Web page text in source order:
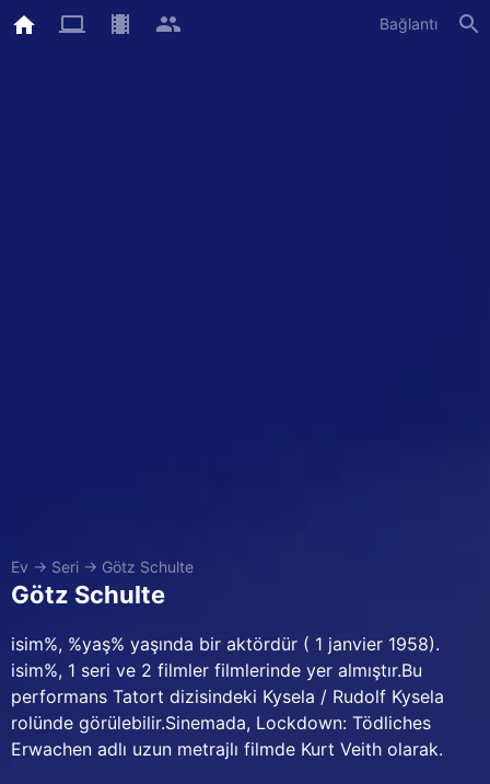
Bağlantı
Ev → Seri → Götz Schulte
Götz Schulte
isim%, %yaş% yaşında bir aktördür ( 1 janvier 1958).
isim%, 1 seri ve 2 filmler filmlerinde yer almıştır.Bu
performans Tatort dizisindeki Kysela / Rudolf Kysela
rolünde görülebilir.Sinemada, Lockdown: Tödliches
Erwachen adlı uzun metrajlı filmde Kurt Veith olarak.